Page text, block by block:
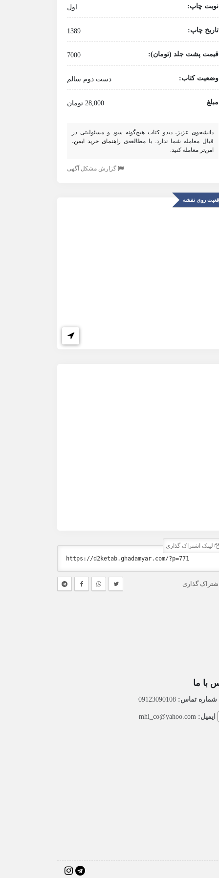
نوبت چاپ: اول
تاریخ چاپ: 1389
قیمت پشت جلد (تومان): 7000
وضعیت کتاب: دست دوم سالم
مبلغ 28,000 تومان
دانشجوی عزیز، دیدو کتاب هیچ‌گونه سود و مسئولیتی در
قبال معامله شما ندارد. با مطالعه‌ی راهنمای خرید ایمن،
امن‌تر معامله کنید.
گزارش مشکل آگهی
روی نقشه
لینک اشتراک گذاری
گذاری
با ما
شماره تماس: 09123090108
ایمیل: mhi_co@yahoo.com